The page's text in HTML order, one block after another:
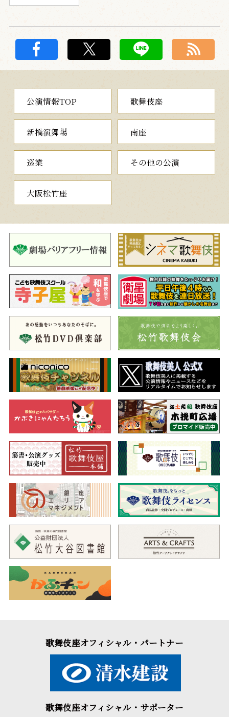
公演情報TOP 歌舞伎座
新橋演舞場 南座
巡業 その他の公演
大阪松竹座
歌舞伎座オフィシャル・パートナー
歌舞伎座オフィシャル・サポーター